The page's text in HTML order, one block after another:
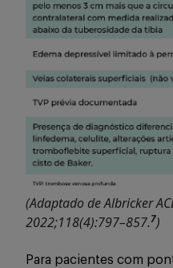
(Adaptado de Albricker
2022;118(4):797–857.7)
Para pacientes com